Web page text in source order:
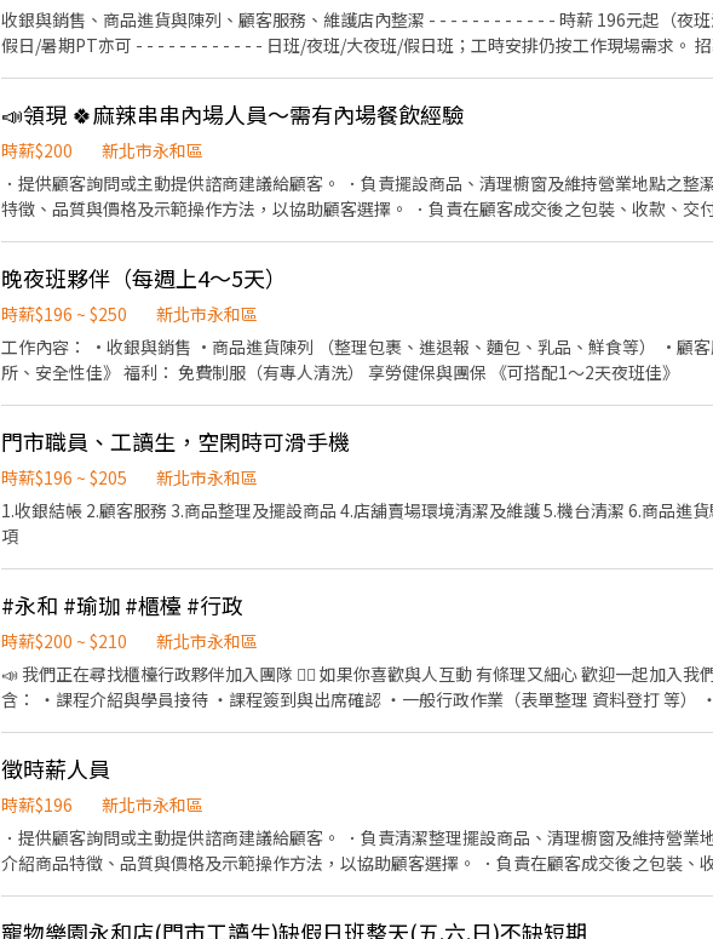
收銀與銷售、商品進貨與陳列、顧客服務、維護店內整潔 - - - - - - - - - - - - 時薪 196元起（夜班津貼另計），短工時(4H以上)，
假日/暑期PT亦可 - - - - - - - - - - - - 日班/夜班/大夜班/假日班；工時安排仍按工作現場需求。 招募職位：兼職人員/大夜班人員
📣領現 🍀麻辣串串內場人員～需有內場餐飲經驗
時薪$200
新北市永和區
．提供顧客詢問或主動提供諮商建議給顧客。 ．負責擺設商品、清理櫥窗及維持營業地點之整
特徵、品質與價格及示範操作方法，以協助顧客選擇。 ．負責在顧客成交後之包裝、收款、交
晚夜班夥伴（每週上4～5天）
時薪$196 ~ $250
新北市永和區
工作內容： ·收銀與銷售 ·商品進貨陳列 （整理包裹、進退報、麵包、乳品、鮮食等） ·顧
所、安全性佳》 福利： 免費制服（有專人清洗） 享勞健保與團保 《可搭配1～2天夜班佳》
門市職員、工讀生，空閑時可滑手機
時薪$196 ~ $205
新北市永和區
1.收銀結帳 2.顧客服務 3.商品整理及擺設商品 4.店舖賣場環境清潔及維護 5.機台清潔 6.商品進
項
#永和 #瑜珈 #櫃檯 #行政
時薪$200 ~ $210
新北市永和區
📣 我們正在尋找櫃檯行政夥伴加入團隊 🧘‍♀️ 如果你喜歡與人互動 有條理又細心 歡迎一起加入我們溫暖的瑜
含： ・課程介紹與學員接待 ・課程簽到與出席確認 ・一般行政作業（表單整理 資料登打 等）
徵時薪人員
時薪$196
新北市永和區
．提供顧客詢問或主動提供諮商建議給顧客。 ．負責清潔整理擺設商品、清理櫥窗及維持營業
介紹商品特徵、品質與價格及示範操作方法，以協助顧客選擇。 ．負責在顧客成交後之包裝、
寵物樂園永和店(門市工讀生)缺假日班整天(五.六.日)不缺短期